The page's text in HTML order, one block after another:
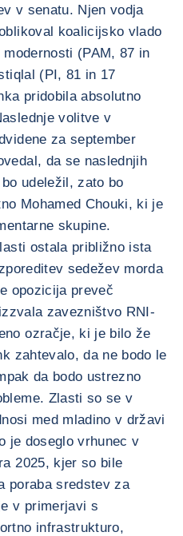
v senatu. Njen vodja
koalicijsko vlado
(PAM, 87 in
(PI, 81 in 17
pridobila absolutno
volitve v
za september
da se naslednjih
udeležil, zato bo
Mohamed Chouki, ki je
skupine.
ostala približno ista
sedežev morda
opozicija preveč
zavezništvo RNI-
ozračje, ki je bilo že
zahtevalo, da ne bodo le
da bodo ustrezno
Zlasti so se v
med mladino v državi
je doseglo vrhunec v
2025, kjer so bile
poraba sredstev za
v primerjavi s
infrastrukturo,